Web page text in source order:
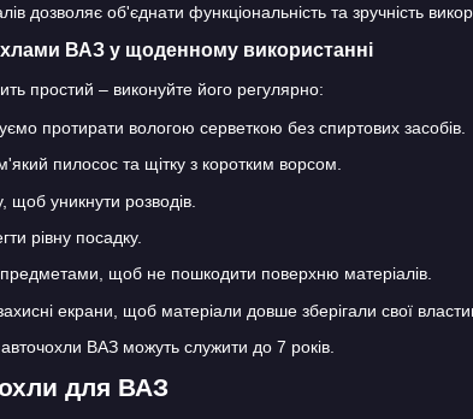
дозволяє об'єднати функціональність та зручність
ВАЗ у щоденному використанні
простий – виконуйте його регулярно:
протирати вологою серветкою без спиртових засобів.
пилосос та щітку з коротким ворсом.
щоб уникнути розводів.
рівну посадку.
щоб не пошкодити поверхню матеріалів.
екрани, щоб матеріали довше зберігали свої
ВАЗ можуть служити до 7 років.
для ВАЗ